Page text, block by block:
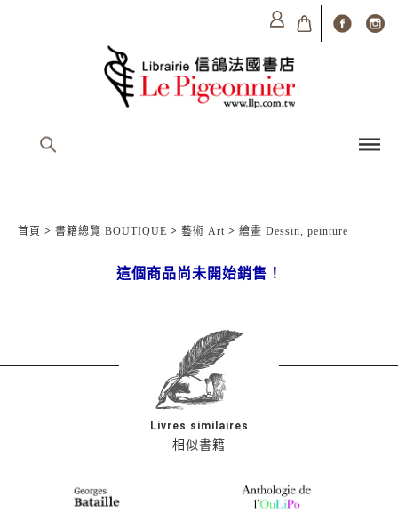
首頁 > 書籍總覽 BOUTIQUE > 藝術 Art > 繪畫 Dessin, peinture
這個商品尚未開始銷售！
相似書籍
Livres similaires